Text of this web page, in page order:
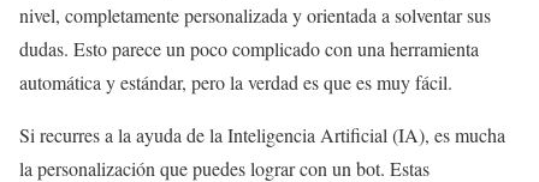
nivel, completamente personalizada y orientada a solventar sus
dudas. Esto parece un poco complicado con una herramienta
automática y estándar, pero la verdad es que es muy fácil.
Si recurres a la ayuda de la Inteligencia Artificial (IA), es mucha
la personalización que puedes lograr con un bot. Estas